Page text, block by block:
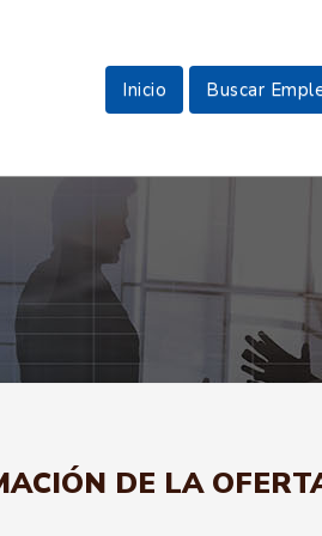
Inicio Buscar
DE LA